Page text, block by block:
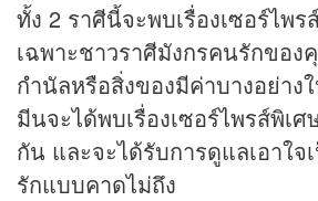
ทั้ง 2 ราศีนี้จะพบเรื่องเซอร์ไพ
เฉพาะชาวราศีมังกรคนรักขอ
กำนัลหรือสิ่งของมีค่าบางอย่าง
มีนจะได้พบเรื่องเซอร์ไพรส์พิเ
กัน และจะได้รับการดูแลเอาใ
รักแบบคาดไม่ถึง